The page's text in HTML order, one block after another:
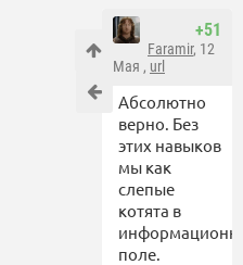
+51
Faramir, 12
Мая , url
Абсолютно
верно. Без
этих навыков
мы как
слепые
котята в
поле.